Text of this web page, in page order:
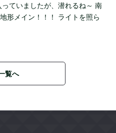
ていましたが、潜れるね～ 南
形メイン！！！ ライトを照ら
覧へ